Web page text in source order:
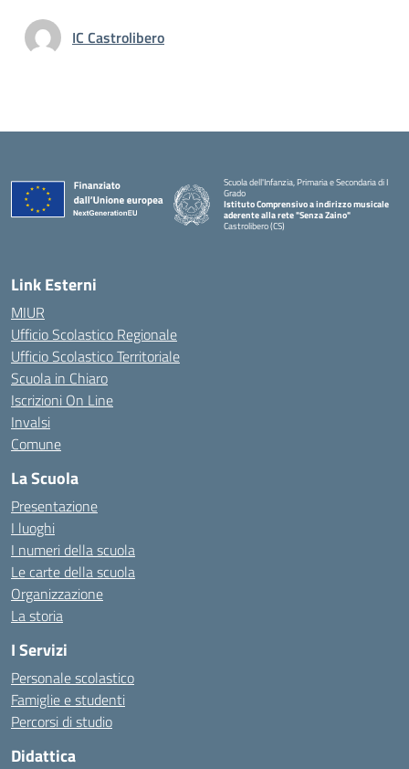
IC Castrolibero
Scuola dell'Infanzia, Primaria e Secondaria di I
Grado
Istituto Comprensivo a indirizzo musicale
aderente alla rete "Senza Zaino"
Castrolibero (CS)
Link Esterni
MIUR
Ufficio Scolastico Regionale
Ufficio Scolastico Territoriale
Scuola in Chiaro
Iscrizioni On Line
Invalsi
Comune
La Scuola
Presentazione
I luoghi
I numeri della scuola
Le carte della scuola
Organizzazione
La storia
I Servizi
Personale scolastico
Famiglie e studenti
Percorsi di studio
Didattica